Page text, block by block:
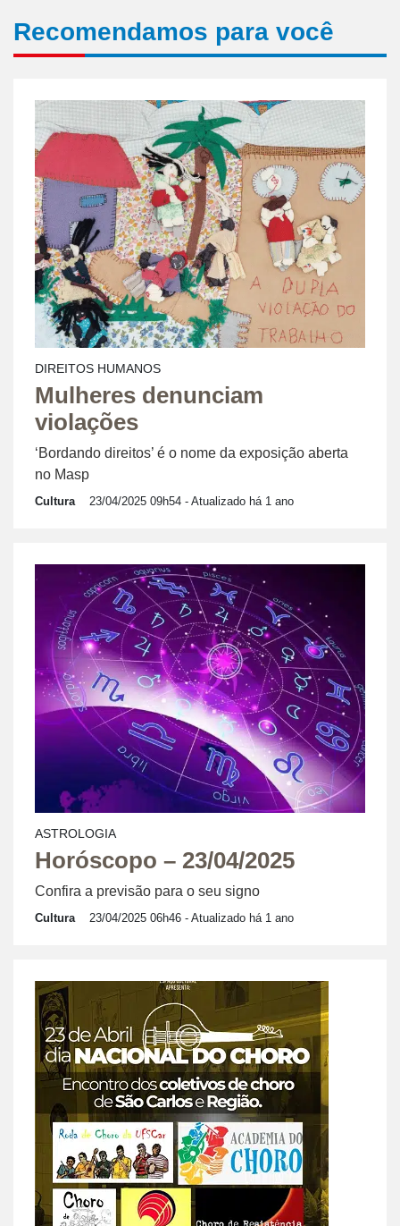
Recomendamos para você
DIREITOS HUMANOS
Mulheres denunciam
violações
‘Bordando direitos’ é o nome da exposição aberta
no Masp
Cultura 23/04/2025 09h54 - Atualizado há 1 ano
ASTROLOGIA
Horóscopo – 23/04/2025
Confira a previsão para o seu signo
Cultura 23/04/2025 06h46 - Atualizado há 1 ano